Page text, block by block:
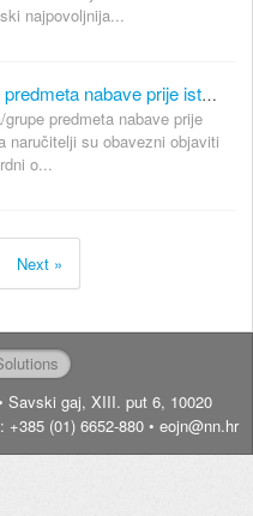
najpovoljnija...
Poništenje postupka/grupe predmeta nabave prije isteka roka za dostavu ponuda
predmeta nabave prije
naručitelji su obavezni objaviti
o...
Next »
Savski gaj, XIII. put 6, 10020
(01) 6652-880 • eojn@nn.hr